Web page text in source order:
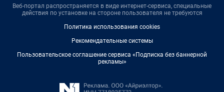
Веб-портал распространяется в виде интернет-сервиса, специальные
действия по установке на стороне пользователя не требуются
Политика использования cookies
Рекомендательные системы
Пользовательское соглашение сервиса «Подписка без баннерной
рекламы»